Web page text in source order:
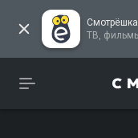
Смотрёшка